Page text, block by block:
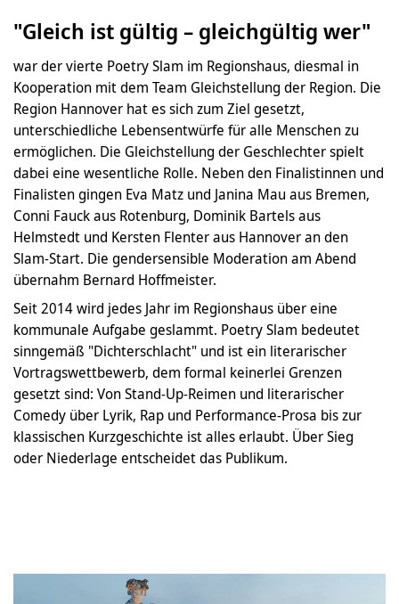
"Gleich ist gültig – gleichgültig wer"
war der vierte Poetry Slam im Regionshaus, diesmal in
Kooperation mit dem Team Gleichstellung der Region. Die
Region Hannover hat es sich zum Ziel gesetzt,
unterschiedliche Lebensentwürfe für alle Menschen zu
ermöglichen. Die Gleichstellung der Geschlechter spielt
dabei eine wesentliche Rolle. Neben den Finalistinnen und
Finalisten gingen Eva Matz und Janina Mau aus Bremen,
Conni Fauck aus Rotenburg, Dominik Bartels aus
Helmstedt und Kersten Flenter aus Hannover an den
Slam-Start. Die gendersensible Moderation am Abend
übernahm Bernard Hoffmeister.
Seit 2014 wird jedes Jahr im Regionshaus über eine
kommunale Aufgabe geslammt. Poetry Slam bedeutet
sinngemäß "Dichterschlacht" und ist ein literarischer
Vortragswettbewerb, dem formal keinerlei Grenzen
gesetzt sind: Von Stand-Up-Reimen und literarischer
Comedy über Lyrik, Rap und Performance-Prosa bis zur
klassischen Kurzgeschichte ist alles erlaubt. Über Sieg
oder Niederlage entscheidet das Publikum.